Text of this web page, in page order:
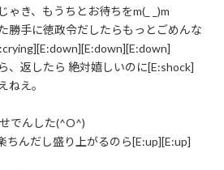
ゃき、もうちとお待ちをm(_ _)m
勝手に徳政令だしたらもっとごめんな
、返したら 絶対嬉しいのに[E:shock]
ねえ。
でんした(^O^)
ちんだし盛り上がるのら[E:up][E:up]